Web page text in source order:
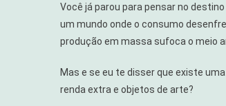
Você já parou para pensar no
um mundo onde o consumo
produção em massa sufoca o meio
Mas e se eu te disser que existe
renda extra e objetos de arte?